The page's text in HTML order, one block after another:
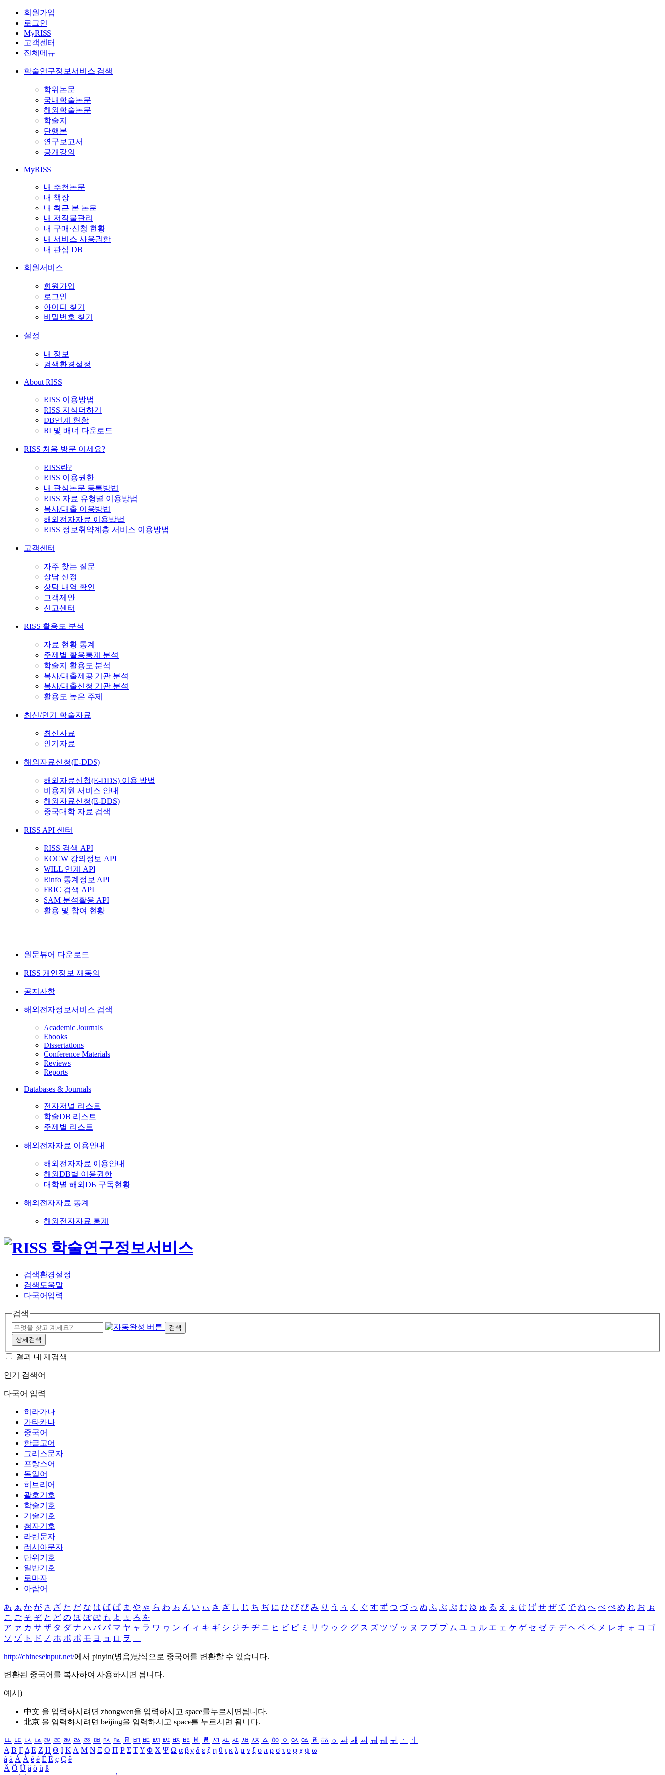
회원가입
로그인
MyRISS
고객센터
전체메뉴
학술연구정보서비스 검색
학위논문
국내학술논문
해외학술논문
학술지
단행본
연구보고서
공개강의
MyRISS
내 추천논문
내 책장
내 최근 본 논문
내 저작물관리
내 구매·신청 현황
내 서비스 사용권한
내 관심 DB
회원서비스
회원가입
로그인
아이디 찾기
비밀번호 찾기
설정
내 정보
검색환경설정
About RISS
RISS 이용방법
RISS 지식더하기
DB연계 현황
BI 및 배너 다운로드
RISS 처음 방문 이세요?
RISS란?
RISS 이용권한
내 관심논문 등록방법
RISS 자료 유형별 이용방법
복사/대출 이용방법
해외전자자료 이용방법
RISS 정보취약계층 서비스 이용방법
고객센터
자주 찾는 질문
상담 신청
상담 내역 확인
고객제안
신고센터
RISS 활용도 분석
자료 현황 통계
주제별 활용통계 분석
학술지 활용도 분석
복사/대출제공 기관 분석
복사/대출신청 기관 분석
활용도 높은 주제
최신/인기 학술자료
최신자료
인기자료
해외자료신청(E-DDS)
해외자료신청(E-DDS) 이용 방법
비용지원 서비스 안내
해외자료신청(E-DDS)
중국대학 자료 검색
RISS API 센터
RISS 검색 API
KOCW 강의정보 API
WILL 연계 API
Rinfo 통계정보 API
FRIC 검색 API
SAM 분석활용 API
활용 및 참여 현황
원문뷰어 다운로드
RISS 개인정보 재동의
공지사항
해외전자정보서비스 검색
Academic Journals
Ebooks
Dissertations
Conference Materials
Reviews
Reports
Databases & Journals
전자저널 리스트
학술DB 리스트
주제별 리스트
해외전자자료 이용안내
해외전자자료 이용안내
해외DB별 이용권한
대학별 해외DB 구독현황
해외전자자료 통계
해외전자자료 통계
검색환경설정
검색도움말
다국어입력
검색
검색
상세검색
결과 내 재검색
인기 검색어
다국어 입력
히라가나
가타카나
중국어
한글고어
그리스문자
프랑스어
독일어
히브리어
괄호기호
학술기호
기술기호
첨자기호
라틴문자
러시아문자
단위기호
일반기호
로마자
아랍어
あ ぁ か が さ ざ た だ な は ば ぱ ま や ゃ ら わ ゎ ん い ぃ き ぎ し じ ち ぢ に ひ び ぴ み り う ぅ く ぐ す ず つ づ っ ぬ ふ ぶ ぷ む ゆ ゅ る え ぇ け げ せ ぜ て で ね へ べ ぺ め れ お ぉ
こ ご そ ぞ と ど の ほ ぼ ぽ も よ ょ ろ を
ア ァ カ サ ザ タ ダ ナ ハ バ パ マ ヤ ャ ラ ワ ヮ ン イ ィ キ ギ シ ジ チ ヂ ニ ヒ ビ ピ ミ リ ウ ゥ ク グ ス ズ ツ ヅ ッ ヌ フ ブ プ ム ユ ュ ル エ ェ ケ ゲ セ ゼ テ デ ヘ ベ ペ メ レ オ ォ コ ゴ
ソ ゾ ト ド ノ ホ ボ ポ モ ヨ ョ ロ ヲ ―
http://chineseinput.net/에서 pinyin(병음)방식으로 중국어를 변환할 수 있습니다.
변환된 중국어를 복사하여 사용하시면 됩니다.
예시)
中文 을 입력하시려면 zhongwen을 입력하시고 space를누르시면됩니다.
北京 을 입력하시려면 beijing을 입력하시고 space를 누르시면 됩니다.
ㅥ ㅦ ㅧ ㅨ ㅩ ㅪ ㅫ ㅬ ㅭ ㅮ ㅯ ㅰ ㅱ ㅲ ㅳ ㅴ ㅵ ㅶ ㅷ ㅸ ㅹ ㅺ ㅻ ㅼ ㅽ ㅾ ㅿ ㆀ ㆁ ㆂ ㆃ ㆄ ㆅ ㆆ ㆇ ㆈ ㆉ ㆊ ㆋ ㆌ ㆍ
ㆎ
Α Β ΓΔ Ε Ζ Η Θ Ι ΚΛ Μ Ν Ξ Ο Π Ρ Σ ΤΥ Φ Χ Ψ Ω α β γ δ ε ζ η θ ι κ λ μ ν ξ ο π ρ σ τ υ φ χ ψ ω
á à Á À é è É È ç Ç ê
Ä Ö Ü ä ö ü ß